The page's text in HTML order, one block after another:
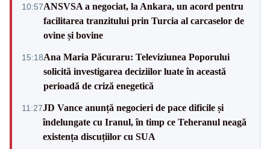
10:57ANSVSA a negociat, la Ankara, un acord pentru
facilitarea tranzitului prin Turcia al carcaselor de
ovine și bovine
15:18Ana Maria Păcuraru: Televiziunea Poporului
solicită investigarea deciziilor luate în această
perioadă de criză enegetică
11:27JD Vance anunță negocieri de pace dificile și
îndelungate cu Iranul, în timp ce Teheranul neagă
existența discuțiilor cu SUA